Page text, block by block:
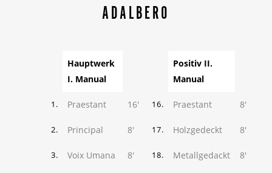
ADALBERO
Hauptwerk
I. Manual
Positiv II.
Manual
1. Praestant 16' 16. Praestant 8'
2. Principal 8' 17. Holzgedeckt 8'
3. Voix Umana 8' 18. Metallgedackt 8'